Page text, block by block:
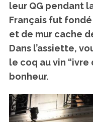
leur QG pendant
Français fut
et de mur cache
Dans l’assiette,
le coq au vin “ivre
bonheur.